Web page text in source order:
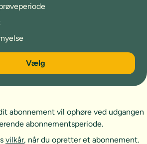
Vælg
abonnement vil ophøre ved udgangen
abonnementsperiode.
vilkår, når du opretter et abonnement.